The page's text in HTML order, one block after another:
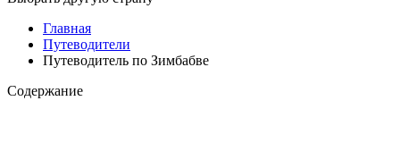
Главная
Путеводители
Путеводитель по Зимбабве
Содержание